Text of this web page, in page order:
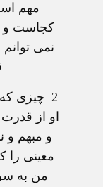
مهم
کجاست و
نمی
2 چيزی
او از
و مبهم و
معينی را
من به